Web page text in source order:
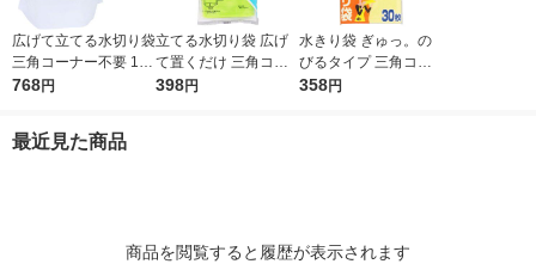
広げて立てる水切り袋
三角コーナー不要 100
枚入 1箱 レック
768円
立てる水切り袋 広げ
て置くだけ 三角コー
ナー不要 1袋（30枚
398円
水きり袋 ぎゅっ。の
びるタイプ 三角コー
ナー・排水口 兼用 1
358円
最近見た商品
商品を閲覧すると履歴が表示されます